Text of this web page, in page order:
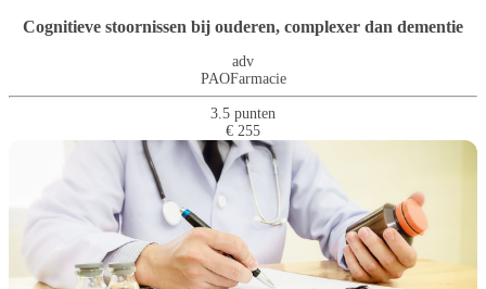
Cognitieve stoornissen bij ouderen, complexer dan dementie
adv
PAOFarmacie
3.5 punten
€ 255